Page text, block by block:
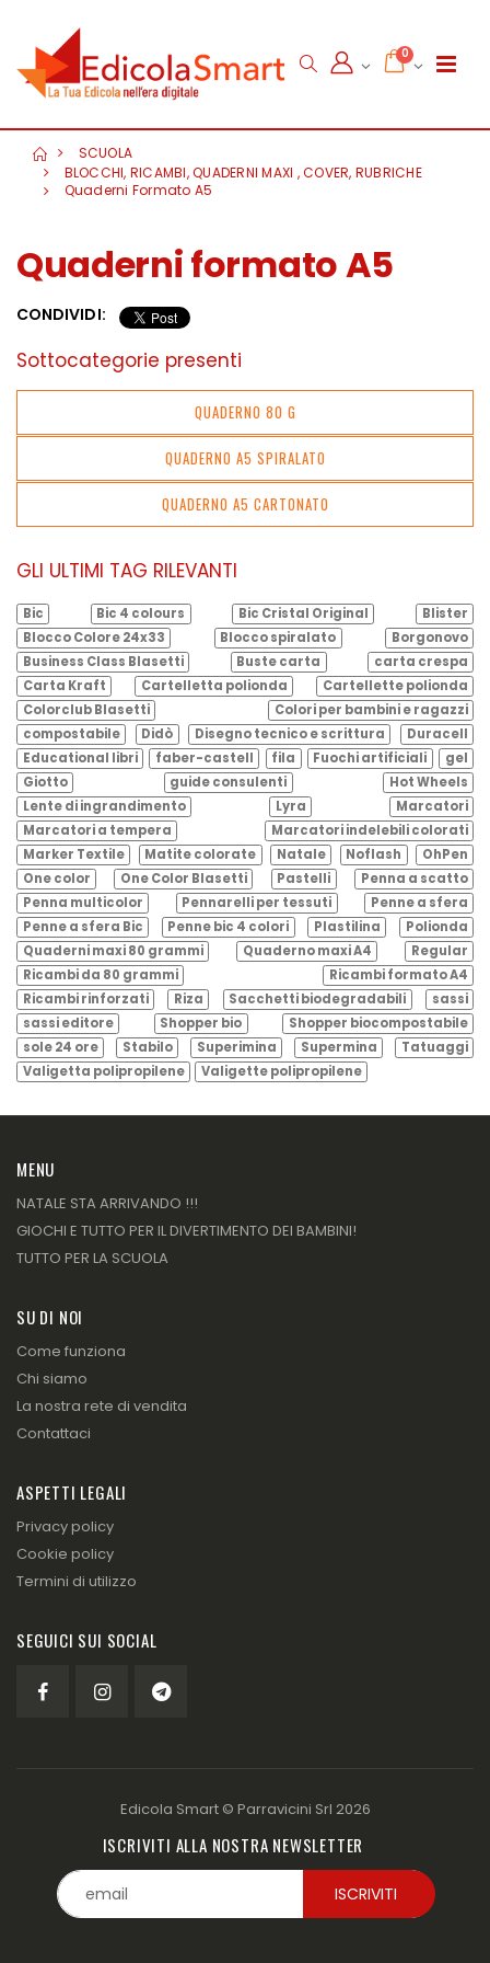
0
SCUOLA
BLOCCHI, RICAMBI, QUADERNI MAXI , COVER, RUBRICHE
Quaderni Formato A5
Quaderni formato A5
CONDIVIDI:
Sottocategorie presenti
QUADERNO 80 G
QUADERNO A5 SPIRALATO
QUADERNO A5 CARTONATO
GLI ULTIMI TAG RILEVANTI
Bic Bic 4 colours Bic Cristal Original
Blister
Blocco Colore 24x33
Blocco spiralato
Borgonovo
Business Class Blasetti
Buste carta
carta crespa
Carta Kraft
Cartelletta polionda
Cartellette polionda
Colorclub Blasetti
Colori per bambini e ragazzi
compostabile
Didò Disegno tecnico e scrittura
Duracell
Educational libri
faber-castell fila Fuochi artificiali
gel
Giotto
guide consulenti
Hot Wheels
Lente di ingrandimento
Lyra
Marcatori
Marcatori a tempera
Marcatori indelebili colorati
Marker Textile
Matite colorate Natale Noflash
OhPen
One color
One Color Blasetti Pastelli
Penna a scatto
Penna multicolor
Pennarelli per tessuti
Penne a sfera
Penne a sfera Bic
Penne bic 4 colori Plastilina
Polionda
Quaderni maxi 80 grammi
Quaderno maxi A4
Regular
Ricambi da 80 grammi
Ricambi formato A4
Ricambi rinforzati
Riza Sacchetti biodegradabili
sassi
sassi editore
Shopper bio
Shopper biocompostabile
sole 24 ore
Stabilo Superimina Supermina
Tatuaggi
Valigetta polipropilene
Valigette polipropilene
MENU
NATALE STA ARRIVANDO !!!
GIOCHI E TUTTO PER IL DIVERTIMENTO DEI BAMBINI!
TUTTO PER LA SCUOLA
SU DI NOI
Come funziona
Chi siamo
La nostra rete di vendita
Contattaci
ASPETTI LEGALI
Privacy policy
Cookie policy
Termini di utilizzo
SEGUICI SUI SOCIAL
Edicola Smart © Parravicini Srl 2026
ISCRIVITI ALLA NOSTRA NEWSLETTER